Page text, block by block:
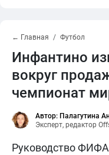
← Главная Футбол
Инфантино
вокруг
чемпионат
Автор: Палагутина
Эксперт, редактор
Руководство ФИФА